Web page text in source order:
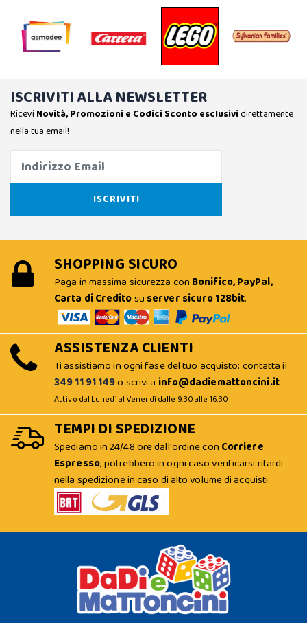
ISCRIVITI ALLA NEWSLETTER
Ricevi Novità, Promozioni e Codici Sconto esclusividirettamente
nella tua email!
SHOPPING SICURO
Paga in massima sicurezza con Bonifico, PayPal,
Carta di Creditosu server sicuro 128bit.
ASSISTENZA CLIENTI
Ti assistiamo in ogni fase del tuo acquisto: contatta il
349 11 91 149o scrivi a info@dadiemattoncini.it
Attivo dal Lunedì al Venerdì dalle 9:30 alle 16:30
TEMPI DI SPEDIZIONE
Spediamo in 24/48 ore dall'ordine con Corriere
Espresso; potrebbero in ogni caso verificarsi ritardi
nella spedizione in caso di alto volume di acquisti.